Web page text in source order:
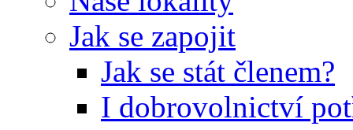
Jak se zapojit
Jak se stát členem?
I dobrovolnictví